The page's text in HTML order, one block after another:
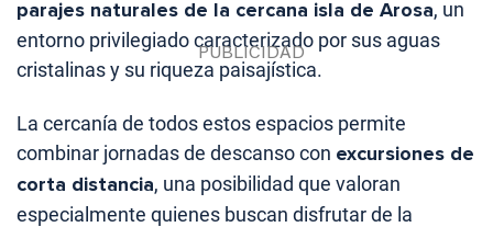
parajes naturales de la cercana isla de Arosa, un
entorno privilegiado caracterizado por sus aguas
cristalinas y su riqueza paisajística.
La cercanía de todos estos espacios permite
combinar jornadas de descanso con excursiones de
corta distancia, una posibilidad que valoran
especialmente quienes buscan disfrutar de la